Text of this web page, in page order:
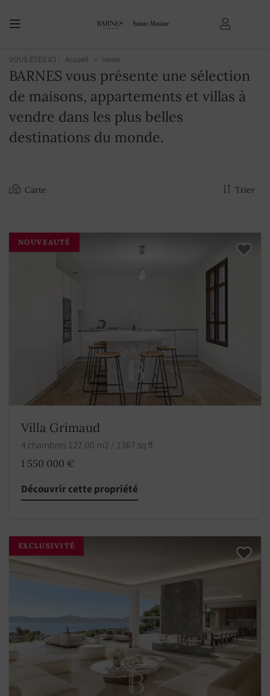
VOUS ÊTES ICI : Accueil Vente
BARNES vous présente une sélection
de maisons, appartements et villas à
vendre dans les plus belles
destinations du monde.
Carte Trier
NOUVEAUTÉ
Villa Grimaud
4 chambres 127.00 m2 / 1367 sq ft
1 550 000 €
Découvrir cette propriété
EXCLUSIVITÉ